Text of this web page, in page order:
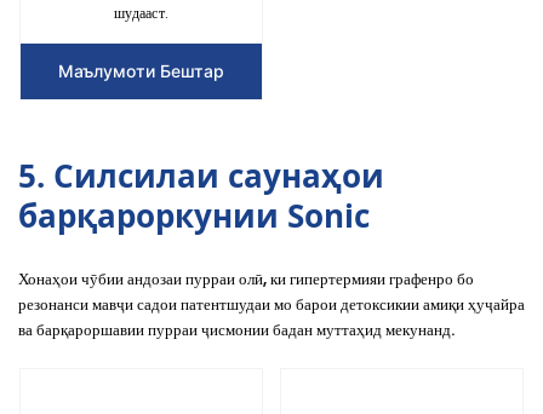
шудааст.
Маълумоти Бештар
5. Силсилаи саунаҳои
барқароркунии Sonic
Хонаҳои чӯбии андозаи пурраи олӣ, кигипертермияи графенро бо
резонанси мавҷи садои патентшудаимо барои детоксикии амиқи ҳуҷайра
ва барқароршавии пурраи ҷисмонии бадан муттаҳид мекунанд.